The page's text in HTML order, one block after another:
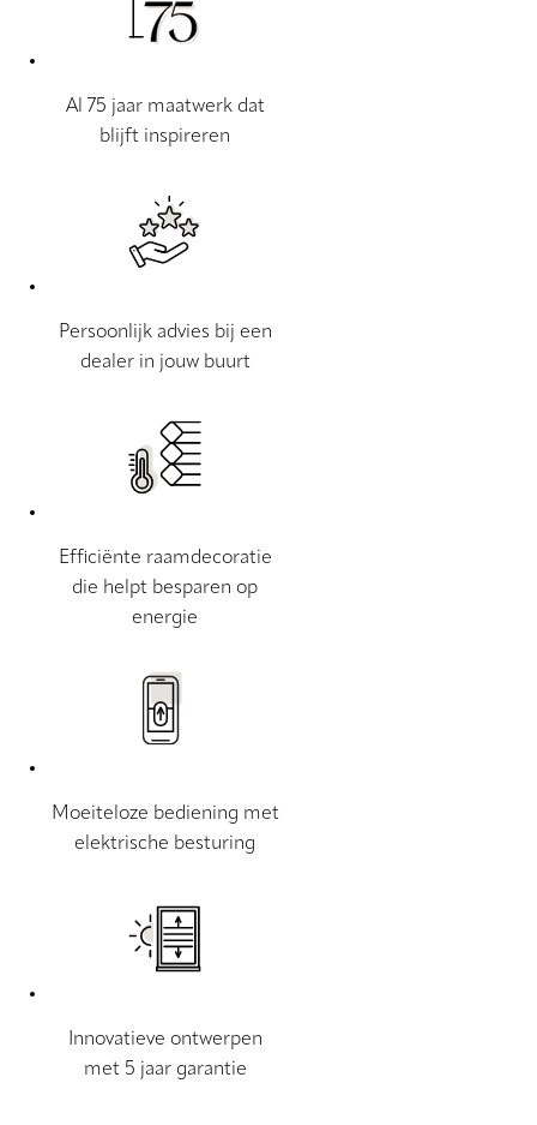
Al 75 jaar maatwerk dat
blijft inspireren
Persoonlijk advies bij een
dealer in jouw buurt
Efficiënte raamdecoratie
die helpt besparen op
energie
Moeiteloze bediening met
elektrische besturing
Innovatieve ontwerpen
met 5 jaar garantie